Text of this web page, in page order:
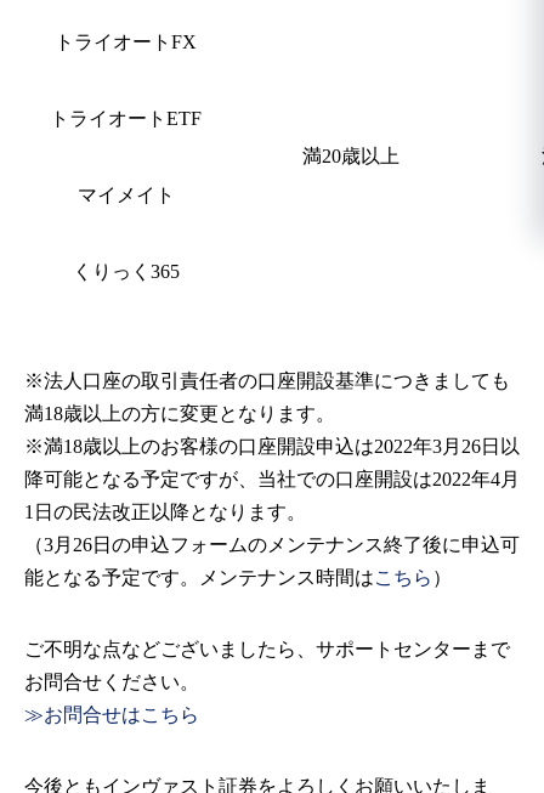
トライオートFX
満20歳以上
トライオートETF
マイメイト
くりっく365
※法人口座の取引責任者の口座開設基準につきましても
満18歳以上の方に変更となります。
※満18歳以上のお客様の口座開設申込は2022年3月26日以
降可能となる予定ですが、当社での口座開設は2022年4月
1日の民法改正以降となります。
（3月26日の申込フォームのメンテナンス終了後に申込可
能となる予定です。メンテナンス時間はこちら ）
ご不明な点などございましたら、サポートセンターまで
お問合せください。
≫お問合せはこちら
今後ともインヴァスト証券をよろしくお願いいたしま